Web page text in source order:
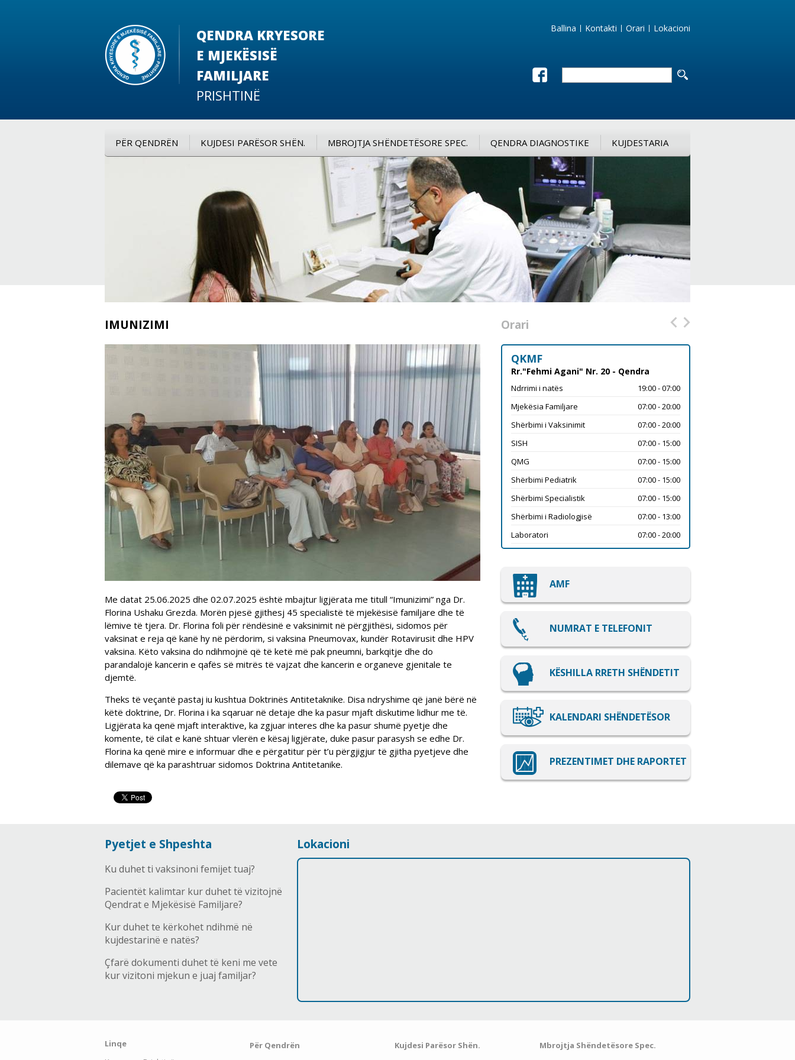
QENDRA KRYESORE
E MJEKËSISË
FAMILJARE
PRISHTINË
Ballina Kontakti Orari Lokacioni
PËR QENDRËN KUJDESI PARËSOR SHËN. MBROJTJA SHËNDETËSORE SPEC. QENDRA DIAGNOSTIKE KUJDESTARIA
IMUNIZIMI
Me datat 25.06.2025 dhe 02.07.2025 është mbajtur ligjërata me titull “Imunizimi” nga Dr.
Florina Ushaku Grezda. Morën pjesë gjithesj 45 specialistë të mjekësisë familjare dhe të
lëmive të tjera. Dr. Florina foli për rëndësinë e vaksinimit në përgjithësi, sidomos për
vaksinat e reja që kanë hy në përdorim, si vaksina Pneumovax, kundër Rotavirusit dhe HPV
vaksina. Këto vaksina do ndihmojnë që të ketë më pak pneumni, barkqitje dhe do
parandalojë kancerin e qafës së mitrës të vajzat dhe kancerin e organeve gjenitale te
djemtë.
Theks të veçantë pastaj iu kushtua Doktrinës Antitetaknike. Disa ndryshime që janë bërë në
këtë doktrine, Dr. Florina i ka sqaruar në detaje dhe ka pasur mjaft diskutime lidhur me të.
Ligjërata ka qenë mjaft interaktive, ka zgjuar interes dhe ka pasur shumë pyetje dhe
komente, të cilat e kanë shtuar vlerën e kësaj ligjërate, duke pasur parasysh se edhe Dr.
Florina ka qenë mire e informuar dhe e përgatitur për t’u përgjigjur të gjitha pyetjeve dhe
dilemave që ka parashtruar sidomos Doktrina Antitetanike.
Orari
QKMF
Rr."Fehmi Agani" Nr. 20 - Qendra
Ndrrimi i natës
19:00 - 07:00
Mjekësia Familjare
07:00 - 20:00
Shërbimi i Vaksinimit
07:00 - 20:00
SISH
07:00 - 15:00
QMG
07:00 - 15:00
Shërbimi Pediatrik
07:00 - 15:00
Shërbimi Specialistik
07:00 - 15:00
Shërbimi i Radiologjisë
07:00 - 13:00
Laboratori
07:00 - 20:00
AMF
NUMRAT E TELEFONIT
KËSHILLA RRETH SHËNDETIT
KALENDARI SHËNDETËSOR
PREZENTIMET DHE RAPORTET
Pyetjet e Shpeshta
Ku duhet ti vaksinoni femijet tuaj?
Pacientët kalimtar kur duhet të vizitojnë
Qendrat e Mjekësisë Familjare?
Kur duhet te kërkohet ndihmë në
kujdestarinë e natës?
Çfarë dokumenti duhet të keni me vete
kur vizitoni mjekun e juaj familjar?
Lokacioni
Linqe
Për Qendrën Kujdesi Parësor Shën. Mbrojtja Shëndetësore Spec.